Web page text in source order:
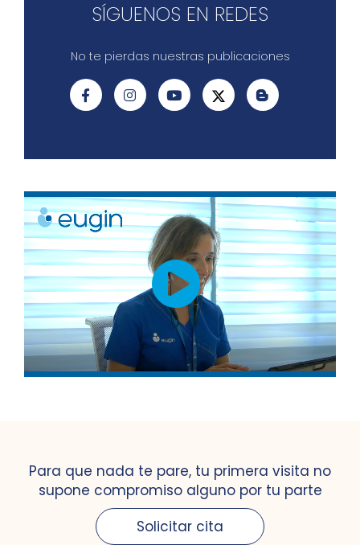
SÍGUENOS EN REDES
No te pierdas nuestras publicaciones
Para que nada te pare, tu primera visita no
supone compromiso alguno por tu parte
Solicitar cita